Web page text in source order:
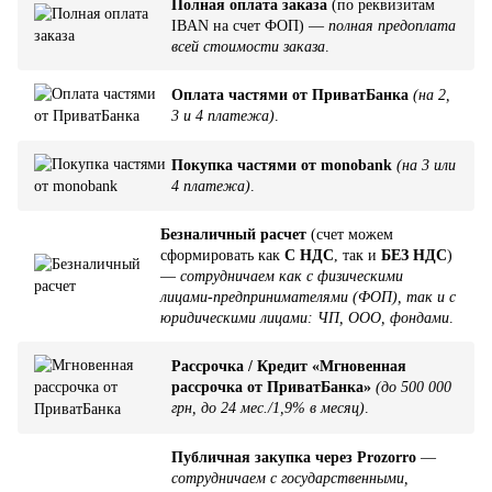
Полная оплата заказа (по реквизитам
IBAN на счет ФОП) — полная предоплата
всей стоимости заказа
Оплата частями от ПриватБанка (на 2,
3 и 4 платежа)
Покупка частями от monobank (на 3 или
4 платежа)
Безналичный расчет (счет можем
сформировать как С НДС , так и БЕЗ НДС)
— сотрудничаем как с физическими
лицами-предпринимателями (ФОП), так и с
юридическими лицами: ЧП, ООО, фондами
Рассрочка / Кредит «Мгновенная
рассрочка от ПриватБанка» (до 500 000
грн, до 24 мес./1,9% в месяц).
Публичная закупка через Prozorro —
сотрудничаем с государственными,